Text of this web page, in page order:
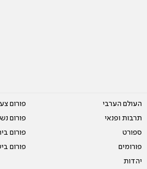
העולם הערבי
תרבות ופנאי
ספורט
פורומים
יהדות
פורום
פורום
פורום
פורום